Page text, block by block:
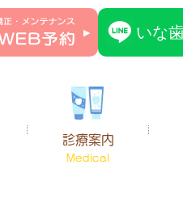
診療案内
Medical